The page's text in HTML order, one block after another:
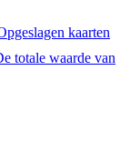
kaarten
totale waarde van